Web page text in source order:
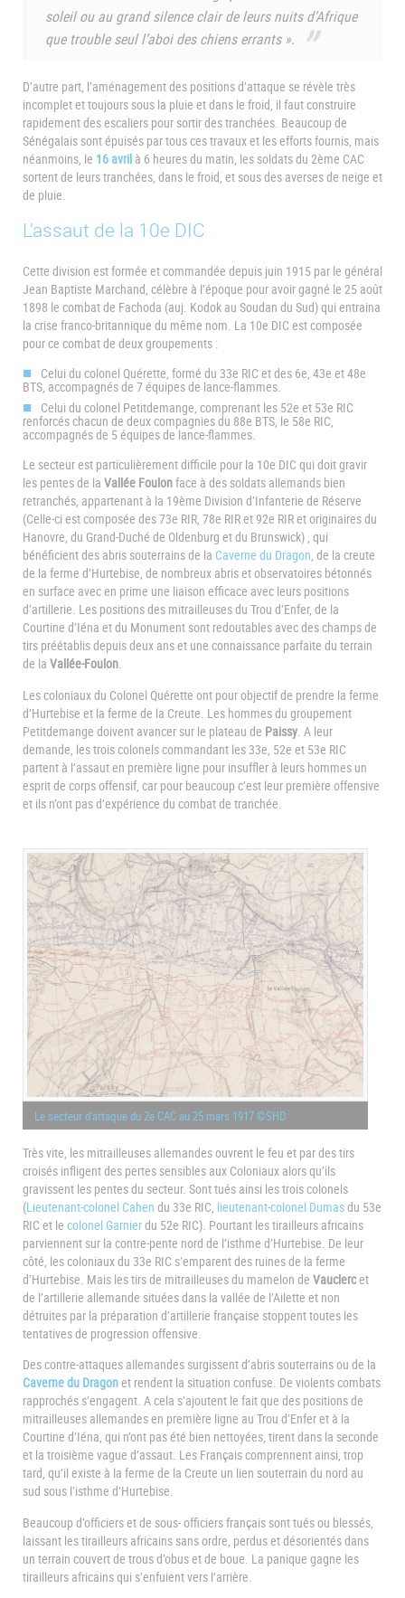
soleil ou au grand silence clair de leurs nuits d’Afrique
que trouble seul l’aboi des chiens errants ».
D’autre part, l’aménagement des positions d’attaque se révèle très
incomplet et toujours sous la pluie et dans le froid, il faut construire
rapidement des escaliers pour sortir des tranchées. Beaucoup de
Sénégalais sont épuisés par tous ces travaux et les efforts fournis, mais
néanmoins, le 16 avril à 6 heures du matin, les soldats du 2ème CAC
sortent de leurs tranchées, dans le froid, et sous des averses de neige et
de pluie.
L’assaut de la 10e DIC
Cette division est formée et commandée depuis juin 1915 par le général
Jean Baptiste Marchand, célèbre à l’époque pour avoir gagné le 25 août
1898 le combat de Fachoda (auj. Kodok au Soudan du Sud) qui entraina
la crise franco-britannique du même nom. La 10e DIC est composée
pour ce combat de deux groupements :
Celui du colonel Quérette, formé du 33e RIC et des 6e, 43e et 48e
BTS, accompagnés de 7 équipes de lance-flammes.
Celui du colonel Petitdemange, comprenant les 52e et 53e RIC
renforcés chacun de deux compagnies du 88e BTS, le 58e RIC,
accompagnés de 5 équipes de lance-flammes.
Le secteur est particulièrement difficile pour la 10e DIC qui doit gravir
les pentes de la Vallée Foulonface à des soldats allemands bien
retranchés, appartenant à la 19ème Division d’Infanterie de Réserve
(Celle-ci est composée des 73e RIR, 78e RIR et 92e RIR et originaires du
Hanovre, du Grand-Duché de Oldenburg et du Brunswick) , qui
bénéficient des abris souterrains de la Caverne du Dragon, de la creute
de la ferme d’Hurtebise, de nombreux abris et observatoires bétonnés
en surface avec en prime une liaison efficace avec leurs positions
d’artillerie. Les positions des mitrailleuses du Trou d’Enfer, de la
Courtine d’Iéna et du Monument sont redoutables avec des champs de
tirs préétablis depuis deux ans et une connaissance parfaite du terrain
de la Vallée-Foulon.
Les coloniaux du Colonel Quérette ont pour objectif de prendre la ferme
d’Hurtebise et la ferme de la Creute. Les hommes du groupement
Petitdemange doivent avancer sur le plateau de Paissy. A leur
demande, les trois colonels commandant les 33e, 52e et 53e RIC
partent à l’assaut en première ligne pour insuffler à leurs hommes un
esprit de corps offensif, car pour beaucoup c’est leur première offensive
et ils n’ont pas d’expérience du combat de tranchée.
Le secteur d'attaque du 2e CAC au 25 mars 1917 ©SHD
Très vite, les mitrailleuses allemandes ouvrent le feu et par des tirs
croisés infligent des pertes sensibles aux Coloniaux alors qu’ils
gravissent les pentes du secteur. Sont tués ainsi les trois colonels
(Lieutenant-colonel Cahen du 33e RIC, lieutenant-colonel Dumasdu 53e
RIC et le colonel Garnierdu 52e RIC). Pourtant les tirailleurs africains
parviennent sur la contre-pente nord de l’isthme d’Hurtebise. De leur
côté, les coloniaux du 33e RIC s’emparent des ruines de la ferme
d’Hurtebise. Mais les tirs de mitrailleuses du mamelon de Vauclercet
de l’artillerie allemande situées dans la vallée de l’Ailette et non
détruites par la préparation d’artillerie française stoppent toutes les
tentatives de progression offensive.
Des contre-attaques allemandes surgissent d’abris souterrains ou de la
Caverne du Dragonet rendent la situation confuse. De violents combats
rapprochés s’engagent. A cela s’ajoutent le fait que des positions de
mitrailleuses allemandes en première ligne au Trou d’Enfer et à la
Courtine d’Iéna, qui n’ont pas été bien nettoyées, tirent dans la seconde
et la troisième vague d’assaut. Les Français comprennent ainsi, trop
tard, qu’il existe à la ferme de la Creute un lien souterrain du nord au
sud sous l’isthme d’Hurtebise.
Beaucoup d’officiers et de sous- officiers français sont tués ou blessés,
laissant les tirailleurs africains sans ordre, perdus et désorientés dans
un terrain couvert de trous d’obus et de boue. La panique gagne les
tirailleurs africains qui s’enfuient vers l’arrière.